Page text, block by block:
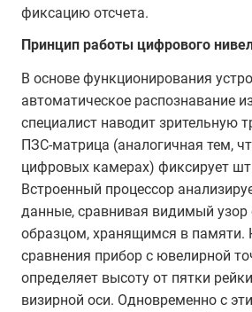
фиксацию отсчета.
Принцип работы цифрового
В основе функционирования
автоматическое распознавание
специалист наводит зрительную
ПЗС-матрица (аналогичная тем,
цифровых камерах) фиксирует
Встроенный процессор
данные, сравнивая видимый узор
образцом, хранящимся в памяти.
сравнения прибор с ювелирной
определяет высоту от пятки
визирной оси. Одновременно с